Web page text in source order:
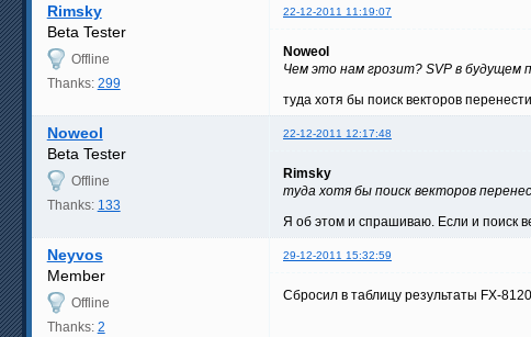
Rimsky 22-12-2011 11:19:07
Beta Tester
Offline
Thanks: 299
Noweol
Чем это нам грозит? SVP в будущем
туда хотя бы поиск векторов
Noweol 22-12-2011 12:17:48
Beta Tester
Offline
Thanks: 133
Rimsky
туда хотя бы поиск векторов
Я об этом и спрашиваю. Если и поиск
Neyvos 29-12-2011 15:32:59
Member
Offline
Thanks: 2
Сбросил в таблицу результаты FX-